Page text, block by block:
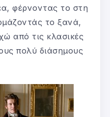
φέρνοντας το στη
το ξανά,
από τις κλασικές
πολύ διάσημους